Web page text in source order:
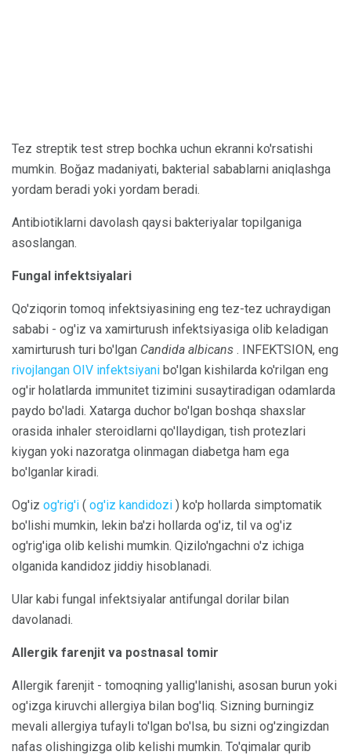
Tez streptik test strep bochka uchun ekranni ko'rsatishi
mumkin. Boğaz madaniyati, bakterial sabablarni aniqlashga
yordam beradi yoki yordam beradi.
Antibiotiklarni davolash qaysi bakteriyalar topilganiga
asoslangan.
Fungal infektsiyalari
Qo'ziqorin tomoq infektsiyasining eng tez-tez uchraydigan
sababi - og'iz va xamirturush infektsiyasiga olib keladigan
xamirturush turi bo'lgan Candida albicans . INFEKTSION, eng
rivojlangan OIV infektsiyani bo'lgan kishilarda ko'rilgan eng
og'ir holatlarda immunitet tizimini susaytiradigan odamlarda
paydo bo'ladi. Xatarga duchor bo'lgan boshqa shaxslar
orasida inhaler steroidlarni qo'llaydigan, tish protezlari
kiygan yoki nazoratga olinmagan diabetga ham ega
bo'lganlar kiradi.
Og'iz og'rig'i ( og'iz kandidozi ) ko'p hollarda simptomatik
bo'lishi mumkin, lekin ba'zi hollarda og'iz, til va og'iz
og'rig'iga olib kelishi mumkin. Qizilo'ngachni o'z ichiga
olganida kandidoz jiddiy hisoblanadi.
Ular kabi fungal infektsiyalar antifungal dorilar bilan
davolanadi.
Allergik farenjit va postnasal tomir
Allergik farenjit - tomoqning yallig'lanishi, asosan burun yoki
og'izga kiruvchi allergiya bilan bog'liq. Sizning burningiz
mevali allergiya tufayli to'lgan bo'lsa, bu sizni og'zingizdan
nafas olishingizga olib kelishi mumkin. To'qimalar qurib